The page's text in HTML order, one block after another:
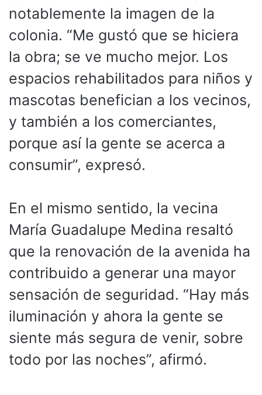
notablemente la imagen de la
colonia. “Me gustó que se hiciera
la obra; se ve mucho mejor. Los
espacios rehabilitados para niños y
mascotas benefician a los vecinos,
y también a los comerciantes,
porque así la gente se acerca a
consumir”, expresó.
En el mismo sentido, la vecina
María Guadalupe Medina resaltó
que la renovación de la avenida ha
contribuido a generar una mayor
sensación de seguridad. “Hay más
iluminación y ahora la gente se
siente más segura de venir, sobre
todo por las noches”, afirmó.